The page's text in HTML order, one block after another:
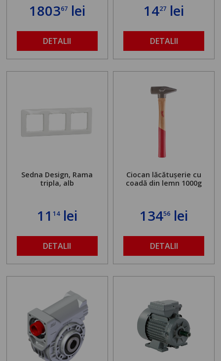
găurit în locul
maximă admisă de 500
kg și înălțime reglabilă
de la 1,8 la 2,9 m
180367lei
DETALII
1427 lei
DETALII
Sedna Design, Rama
tripla, alb
11 14lei
DETALII
Ciocan lăcătușerie cu
coadă din lemn 1000g
13456 lei
DETALII